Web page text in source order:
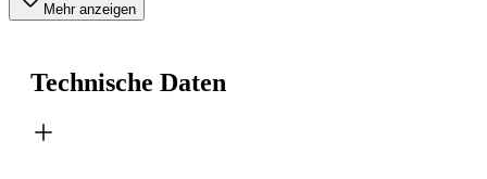
Mehr anzeigen
Technische Daten